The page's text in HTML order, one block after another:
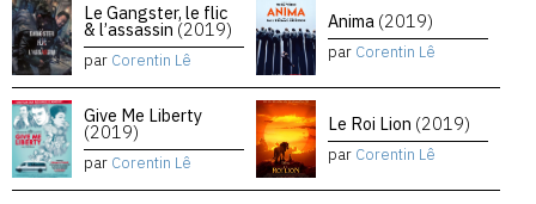
Le Gangster, le flic
& l’assassin (2019)
par Corentin Lê
Anima (2019)
par Corentin Lê
Give Me Liberty
(2019)
par Corentin Lê
Le Roi Lion (2019)
par Corentin Lê